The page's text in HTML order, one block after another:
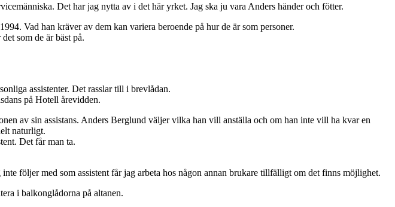
Det har jag nytta av i det här yrket. Jag ska ju vara Anders händer och fötter.
Vad han kräver av dem kan variera beroende på hur de är som personer.
som de är bäst på.
assistenter. Det rasslar till i brevlådan.
på Hotell årevidden.
av sin assistans. Anders Berglund väljer vilka han vill anställa och om han inte vill ha kvar en
naturligt.
Det får man ta.
följer med som assistent får jag arbeta hos någon annan brukare tillfälligt om det finns möjlighet.
i balkonglådorna på altanen.